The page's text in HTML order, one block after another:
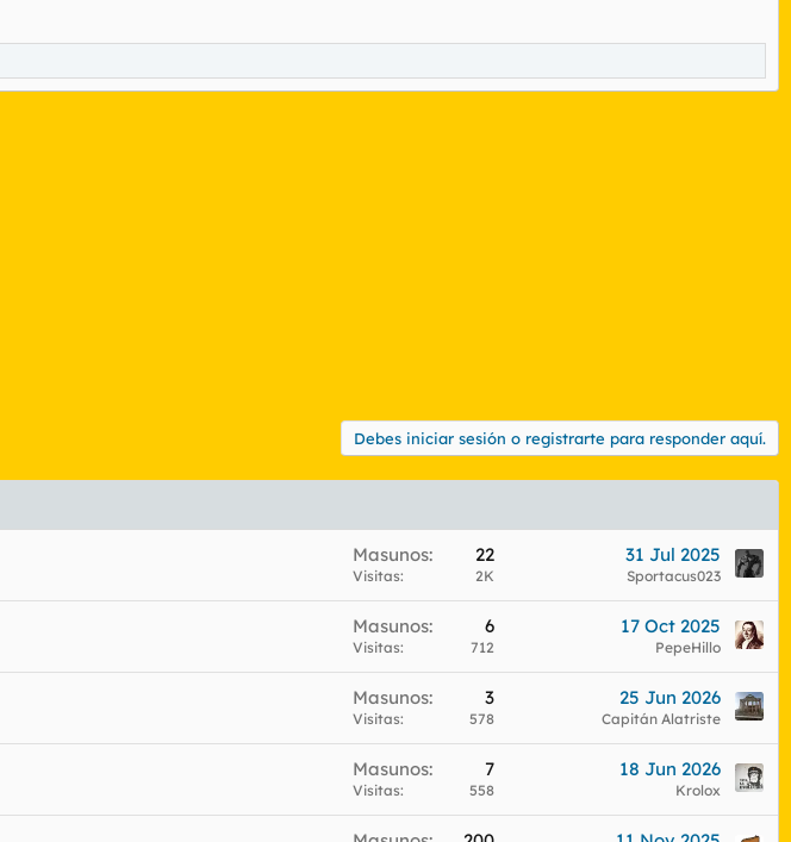
Debes iniciar sesión o registrarte para responder aquí.
Masunos 22
Visitas 2K
31 Jul 2025
Sportacus023
Masunos 6
Visitas 712
17 Oct 2025
PepeHillo
Masunos 3
Visitas 578
25 Jun 2026
Capitán Alatriste
Masunos 7
Visitas 558
18 Jun 2026
Krolox